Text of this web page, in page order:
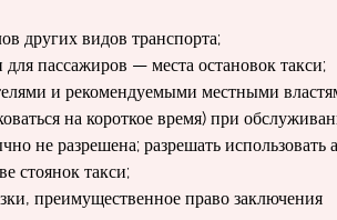
других видов транспорта;
пассажиров — места остановок такси;
и рекомендуемыми мест­ными
на короткое время) при
не раз­решена; разрешать использовать
стоянок такси;
преимущественное право за­ключения